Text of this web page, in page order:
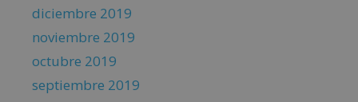
diciembre 2019
noviembre 2019
octubre 2019
septiembre 2019